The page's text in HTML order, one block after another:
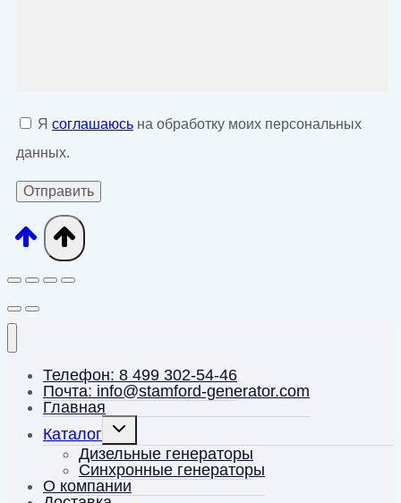
Я соглашаюсь на обработку моих персональных
данных.
Телефон: 8 499 302-54-46
Почта: info@stamford-generator.com
Главная
Каталог
Переключить
дочернее
меню
Дизельные генераторы
Синхронные генераторы
О компании